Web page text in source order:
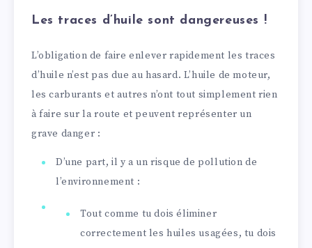
Les traces d’huile sont dangereuses !
L’obligation de faire enlever rapidement les traces
d’huile n’est pas due au hasard. L’huile de moteur,
les carburants et autres n’ont tout simplement rien
à faire sur la route et peuvent représenter un
grave danger :
D’une part, il y a un risque de pollution de
l’environnement :
Tout comme tu dois éliminer
correctement les huiles usagées, tu dois